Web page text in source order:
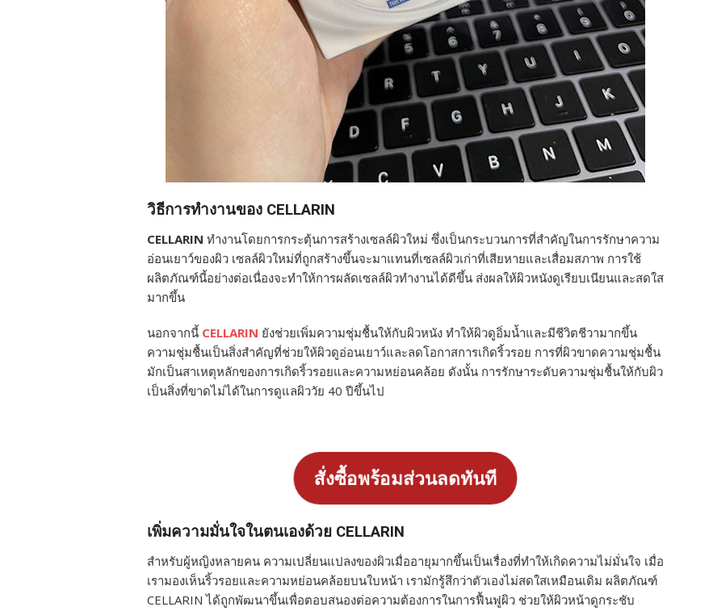
วิธีการทำงานของ CELLARIN
CELLARIN ทำงานโดยการกระตุ้นการสร้างเซลล์ผิวใหม่ ซึ่งเป็นกระบวนการที่สำคัญในการรักษาความ
อ่อนเยาว์ของผิว เซลล์ผิวใหม่ที่ถูกสร้างขึ้นจะมาแทนที่เซลล์ผิวเก่าที่เสียหายและเสื่อมสภาพ การใช้
ผลิตภัณฑ์นี้อย่างต่อเนื่องจะทำให้การผลัดเซลล์ผิวทำงานได้ดีขึ้น ส่งผลให้ผิวหนังดูเรียบเนียนและสดใส
มากขึ้น
นอกจากนี้ CELLARIN ยังช่วยเพิ่มความชุ่มชื้นให้กับผิวหนัง ทำให้ผิวดูอิ่มน้ำและมีชีวิตชีวามากขึ้น
ความชุ่มชื้นเป็นสิ่งสำคัญที่ช่วยให้ผิวดูอ่อนเยาว์และลดโอกาสการเกิดริ้วรอย การที่ผิวขาดความชุ่มชื้น
มักเป็นสาเหตุหลักของการเกิดริ้วรอยและความหย่อนคล้อย ดังนั้น การรักษาระดับความชุ่มชื้นให้กับผิว
เป็นสิ่งที่ขาดไม่ได้ในการดูแลผิววัย 40 ปีขึ้นไป
สั่งซื้อพร้อมส่วนลดทันที
เพิ่มความมั่นใจในตนเองด้วย CELLARIN
สำหรับผู้หญิงหลายคน ความเปลี่ยนแปลงของผิวเมื่ออายุมากขึ้นเป็นเรื่องที่ทำให้เกิดความไม่มั่นใจ เมื่อ
เรามองเห็นริ้วรอยและความหย่อนคล้อยบนใบหน้า เรามักรู้สึกว่าตัวเองไม่สดใสเหมือนเดิม ผลิตภัณฑ์
CELLARIN ได้ถูกพัฒนาขึ้นเพื่อตอบสนองต่อความต้องการในการฟื้นฟูผิว ช่วยให้ผิวหน้าดูกระชับ